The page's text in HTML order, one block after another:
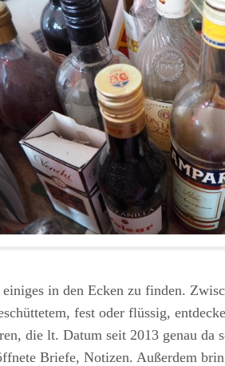
in den Ecken zu finden.
fest oder flüssig,
die lt. Datum seit 2013 genau da
Briefe, Notizen. Außerdem